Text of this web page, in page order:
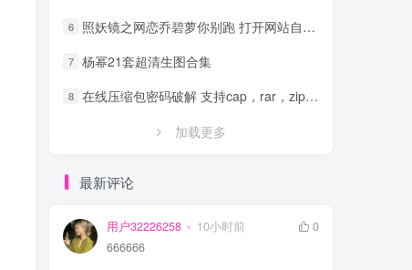
6 照妖镜之网恋乔碧萝你别跑 打开网站自动拍照源码
7 杨幂21套超清生图合集
8 在线压缩包密码破解 支持cap，rar，zip，7z，excel，ppt，word，office等文件
加载更多
最新评论
用户32226258 10小时前
0
666666